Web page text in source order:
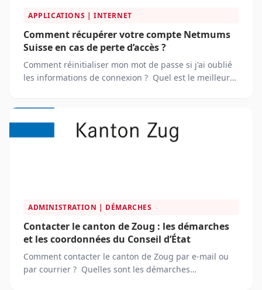
APPLICATIONS | INTERNET
Comment récupérer votre compte Netmums
Suisse en cas de perte d’accès ?
Comment réinitialiser mon mot de passe si j'ai oublié
les informations de connexion ? Quel est le meilleur
ADMINISTRATION | DÉMARCHES
Contacter le canton de Zoug : les démarches
et les coordonnées du Conseil d’État
Comment contacter le canton de Zoug par e-mail ou
par courrier ? Quelles sont les démarches